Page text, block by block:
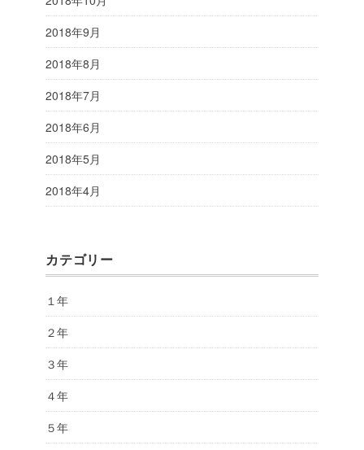
2018年9月
2018年8月
2018年7月
2018年6月
2018年5月
2018年4月
カテゴリー
１年
２年
３年
４年
５年